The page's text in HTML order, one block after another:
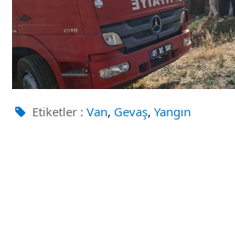
Etiketler : Van, Gevaş, Yangın